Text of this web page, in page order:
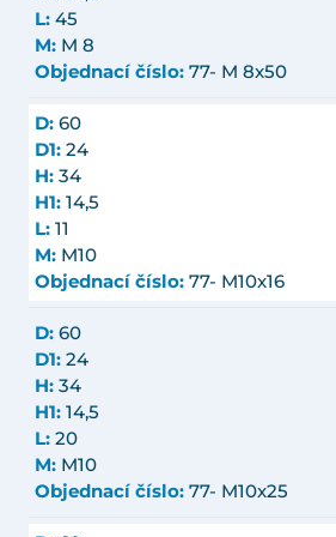
L: 45
M: M 8
Objednací číslo: 77- M 8x50
D: 60
D1: 24
H: 34
H1: 14,5
L: 11
M: M10
Objednací číslo: 77- M10x16
D: 60
D1: 24
H: 34
H1: 14,5
L: 20
M: M10
Objednací číslo: 77- M10x25